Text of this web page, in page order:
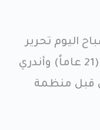
اليوم تحرير
أربعة مختطفين إسرائيليين هم نوعا أرغماني (25 عاماً), ألموع مئير (21 عاماً) وأندري
من قبل منظمة